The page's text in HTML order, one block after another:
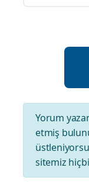
Yorum
etmiş
sitemiz